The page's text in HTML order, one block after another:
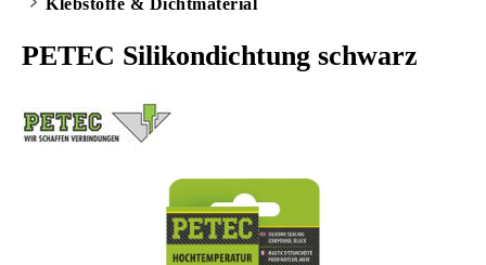
Klebstoffe & Dichtmaterial
PETEC Silikondichtung schwarz
Bildergalerie überspringen